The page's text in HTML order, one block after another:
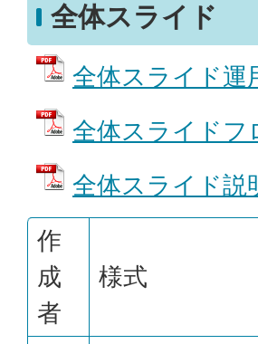
全体スライド
全体スライド運
全体スライドフ
全体スライド説
作
成
者
様式